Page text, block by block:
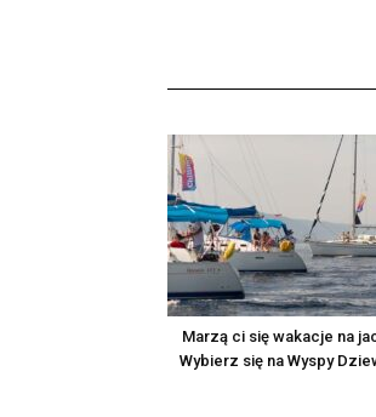
Marzą ci się wakacje na
Wybierz się na Wyspy